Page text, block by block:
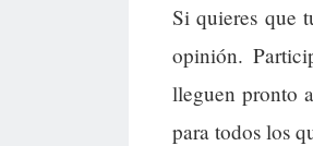
Si quieres que
opinión.
lleguen pronto
para todos los